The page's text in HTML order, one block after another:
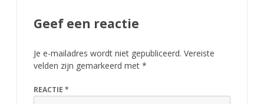
Geef een reactie
Je e-mailadres wordt niet gepubliceerd. Vereiste
velden zijn gemarkeerd met *
REACTIE *